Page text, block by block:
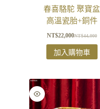
春喜駱駝 聚寶盆
高溫瓷胎+銅件
NT$44,000
NT$22,000
加入購物車